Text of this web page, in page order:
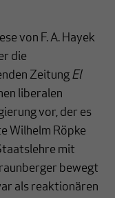
von F. A. Hayek
die
Zeitung El
liberalen
vor, der es
Wilhelm Röpke
mit
bewegt
als reaktionären